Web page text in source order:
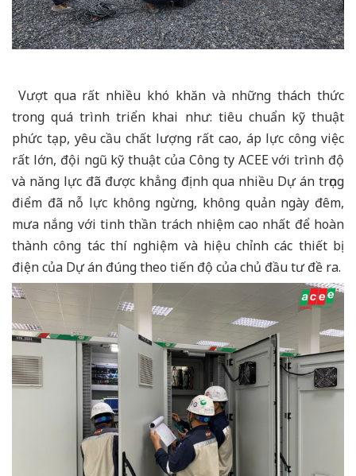
Vượt qua rất nhiều khó khăn và những thách thức
trong quá trình triển khai như: tiêu chuẩn kỹ thuật
phức tạp, yêu cầu chất lượng rất cao, áp lực công việc
rất lớn, đội ngũ kỹ thuật của Công ty ACEE với trình độ
và năng lực đã được khẳng định qua nhiều Dự án trọng
điểm đã nỗ lực không ngừng, không quản ngày đêm,
mưa nắng với tinh thần trách nhiệm cao nhất để hoàn
thành công tác thí nghiệm và hiệu chỉnh các thiết bị
điện của Dự án đúng theo tiến độ của chủ đầu tư đề ra.